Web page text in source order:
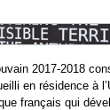
2017-2018
en résidence à
français qui